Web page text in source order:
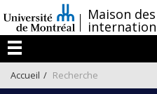
au
contenu
/Maison
Menu
Accueil Recherche